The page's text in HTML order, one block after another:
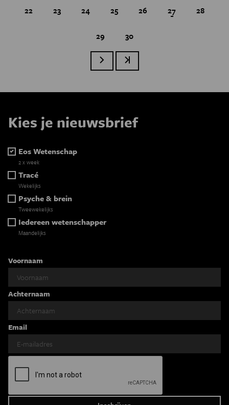
Paginatie
Page
22 Page
23 Page
24 Page
25 Page
26 Huidige pagina
27 Page
28
Page
29 Page
30
Volgende paginaLaatste pagina
Kies je nieuwsbrief
Eos Wetenschap
2 x week
Tracé
Wekelijks
Psyche & brein
Tweewekelijks
Iedereen wetenschapper
Maandelijks
Voornaam
Achternaam
Email